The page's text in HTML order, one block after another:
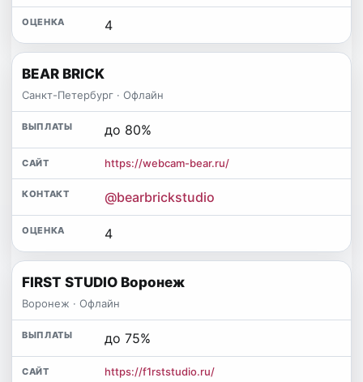
4
BEAR BRICK
Санкт-Петербург · Офлайн
до 80%
https://webcam-bear.ru/
@bearbrickstudio
4
FIRST STUDIO Воронеж
Воронеж · Офлайн
до 75%
https://f1rststudio.ru/